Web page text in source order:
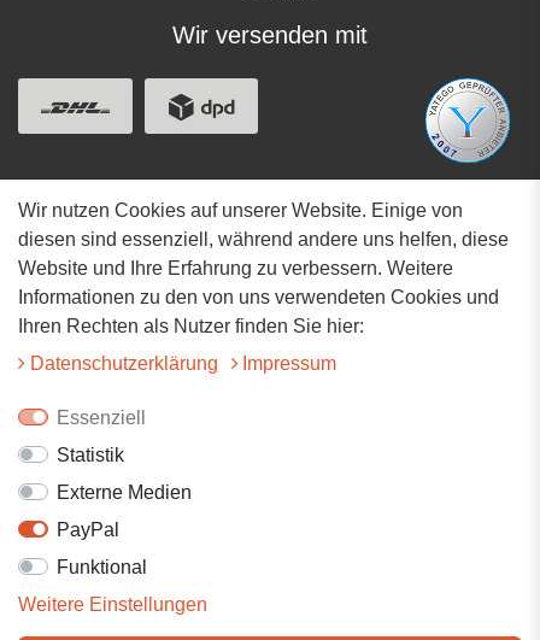
Wir versenden mit
Adresse
Hauptstrasse 34
73117 Wangen
07161-9566068
Wir nutzen Cookies auf unserer Website. Einige von
diesen sind essenziell, während andere uns helfen, diese
Website und Ihre Erfahrung zu verbessern. Weitere
Informationen zu den von uns verwendeten Cookies und
Ihren Rechten als Nutzer finden Sie hier:
Daten­schutz­erklärung
Impressum
Essenziell
Statistik
Externe Medien
PayPal
Funktional
Weitere Einstellungen